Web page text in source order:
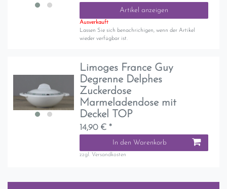
Artikel anzeigen
Ausverkauft
Lassen Sie sich benachrichigen, wenn der Artikel
wieder verfügbar ist.
Limoges France Guy
Degrenne Delphes
Zuckerdose
Marmeladendose mit
Deckel TOP
14,90 € *
In den Warenkorb
zzgl. Versandkosten